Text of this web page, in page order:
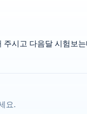
시고 다음달 시험보
요.